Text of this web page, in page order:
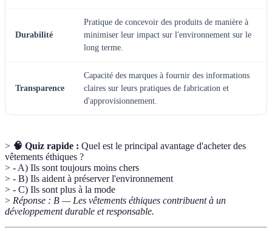
Durabilité
Pratique de concevoir des produits de manière à
minimiser leur impact sur l'environnement sur le
long terme.
Transparence
Capacité des marques à fournir des informations
claires sur leurs pratiques de fabrication et
d'approvisionnement.
> 🧠 Quiz rapide : Quel est le principal avantage d'acheter des
vêtements éthiques ?
> - A) Ils sont toujours moins chers
> - B) Ils aident à préserver l'environnement
> - C) Ils sont plus à la mode
> Réponse : B — Les vêtements éthiques contribuent à un
développement durable et responsable.